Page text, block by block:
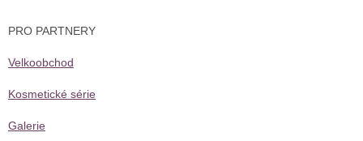
PRO PARTNERY
Velkoobchod
Kosmetické série
Galerie